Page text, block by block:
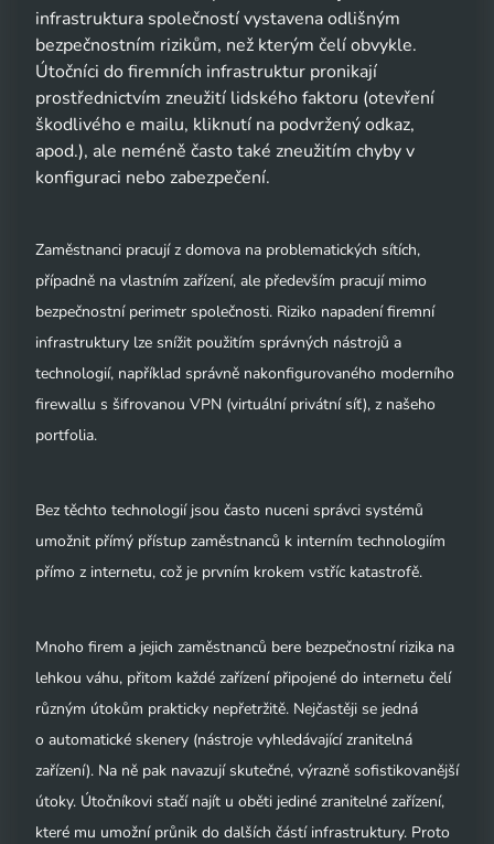
infrastruktura společností vystavena odlišným
bezpečnostním rizikům, než kterým čelí obvykle.
Útočníci do firemních infrastruktur pronikají
prostřednictvím zneužití lidského faktoru (otevření
škodlivého e mailu, kliknutí na podvržený odkaz,
apod.), ale neméně často také zneužitím chyby v
konfiguraci nebo zabezpečení.
Zaměstnanci pracují z domova na problematických sítích,
případně na vlastním zařízení, ale především pracují mimo
bezpečnostní perimetr společnosti. Riziko napadení firemní
infrastruktury lze snížit použitím správných nástrojů a
technologií, například správně nakonfigurovaného moderního
firewallu s šifrovanou VPN (virtuální privátní síť), z našeho
portfolia.
Bez těchto technologií jsou často nuceni správci systémů
umožnit přímý přístup zaměstnanců k interním technologiím
přímo z internetu, což je prvním krokem vstříc katastrofě.
Mnoho firem a jejich zaměstnanců bere bezpečnostní rizika na
lehkou váhu, přitom každé zařízení připojené do internetu čelí
různým útokům prakticky nepřetržitě. Nejčastěji se jedná
o automatické skenery (nástroje vyhledávající zranitelná
zařízení). Na ně pak navazují skutečné, výrazně sofistikovanější
útoky. Útočníkovi stačí najít u oběti jediné zranitelné zařízení,
které mu umožní průnik do dalších částí infrastruktury. Proto